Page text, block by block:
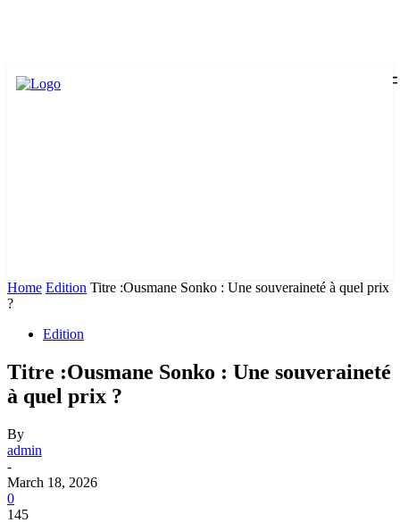
Home Edition Titre :Ousmane Sonko : Une souveraineté à quel prix
?
Edition
Titre :Ousmane Sonko : Une souveraineté
à quel prix ?
By
admin
-
March 18, 2026
0
145